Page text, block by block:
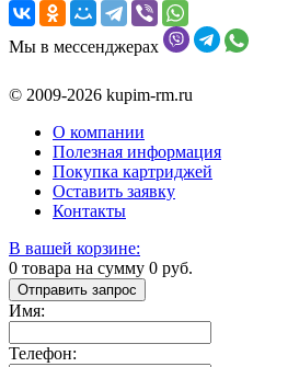
Мы в мессенджерах
© 2009-2026 kupim-rm.ru
О компании
Полезная информация
Покупка картриджей
Оставить заявку
Контакты
В вашей корзине:
0 товара на сумму 0 руб.
Отправить запрос
Имя:
Телефон: